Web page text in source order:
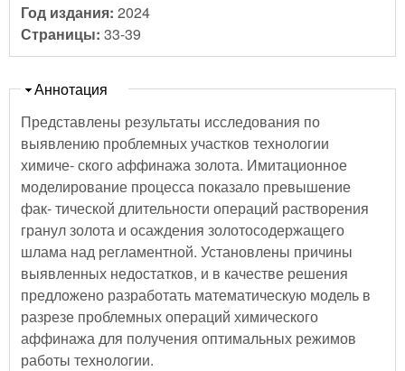
Год издания: 2024
Страницы: 33-39
Скрыть
Аннотация
Представлены результаты исследования по
выявлению проблемных участков технологии
химиче- ского аффинажа золота. Имитационное
моделирование процесса показало превышение
фак- тической длительности операций растворения
гранул золота и осаждения золотосодержащего
шлама над регламентной. Установлены причины
выявленных недостатков, и в качестве решения
предложено разработать математическую модель в
разрезе проблемных операций химического
аффинажа для получения оптимальных режимов
работы технологии.